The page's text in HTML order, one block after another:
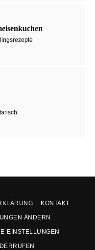
KONTAKT
ÄNDERN
EINSTELLUNGEN